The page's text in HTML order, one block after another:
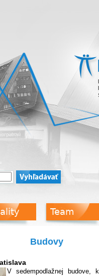
Budovy
V sedempodlažnej budove,